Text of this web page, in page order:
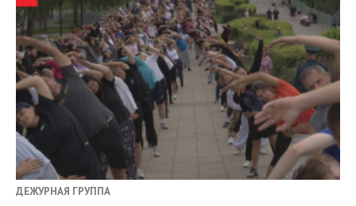
ДЕЖУРНАЯ ГРУППА